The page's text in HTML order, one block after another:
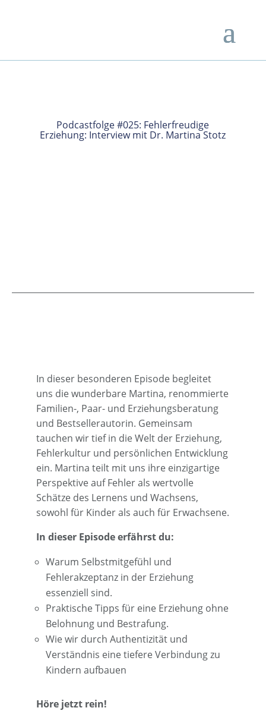
Podcastfolge #025: Fehlerfreudige
Erziehung: Interview mit Dr. Martina Stotz
In dieser besonderen Episode begleitet
uns die wunderbare Martina, renommierte
Familien-, Paar- und Erziehungsberatung
und Bestsellerautorin. Gemeinsam
tauchen wir tief in die Welt der Erziehung,
Fehlerkultur und persönlichen Entwicklung
ein. Martina teilt mit uns ihre einzigartige
Perspektive auf Fehler als wertvolle
Schätze des Lernens und Wachsens,
sowohl für Kinder als auch für Erwachsene.
In dieser Episode erfährst du:
Warum Selbstmitgefühl und
Fehlerakzeptanz in der Erziehung
essenziell sind.
Praktische Tipps für eine Erziehung ohne
Belohnung und Bestrafung.
Wie wir durch Authentizität und
Verständnis eine tiefere Verbindung zu
Kindern aufbauen
Höre jetzt rein!